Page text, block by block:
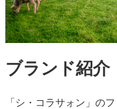
ブランド紹介
「シ・コラサォン」の